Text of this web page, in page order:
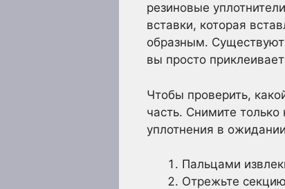
резиновые
вставки, которая
образным. Существуют
вы просто
Чтобы проверить,
часть. Снимите
уплотнения в
Пальцами
Отрежьте